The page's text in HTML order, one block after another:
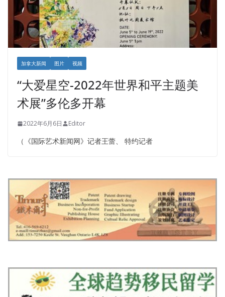
加拿大新闻 图片 视频
“大爱星空-2022年世界和平主题美
术展”多伦多开幕
2022年6月6日 Editor
（《国际艺术新闻网》记者王蕾、 特约记者